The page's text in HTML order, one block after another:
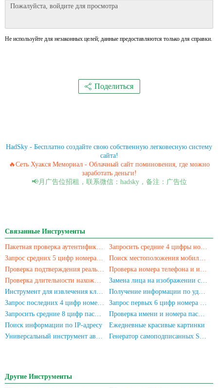
Не используйте для незаконных целей; данные предоставляются только для справки.
Поделиться
HadSky - Бесплатно создайте свою собственную легковесную систему
сайта!
🔥Сеть Хуакся Мемориал - Облачный сайт поминовения, где можно
заработать деньги!
📢月广告位招租，联系微信：hadsky，备注：广告位
Связанные Инструменты
Пакетная проверка аутентификации с подтверждением личности для мобильных номеров/идентификационных карт
Запросить средние 4 цифры номера телефона
Запрос средних 5 цифр номера телефона
Поиск местоположения мобильного номера
Проверка подтверждения реального имени для номера телефона
Проверка номера телефона и имени
Проверка длительности нахождения мобильного номера в сети
Замена лица на изображении с помощью ИИ
Инструмент для извлечения ключевых слов из текста
Получение информации по удостоверению личности
Запрос последних 4 цифр номера удостоверения личности
Запрос первых 6 цифр номера удостоверения личности
Запросить средние 8 цифр паспорта
Проверка имени и номера паспорта
Поиск информации по IP-адресу
Ежедневные красивые картинки
Универсальный инструмент автоматической регистрации
Генератор самоподписанных SSL-сертификатов
Другие Инструменты